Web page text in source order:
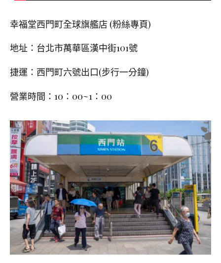
幸福堂西門町全球旗艦店 (粉絲專頁)
地址：台北市萬華區漢中街101號
捷運：西門町六號出口(步行一分鐘)
營業時間：10：00~1：00